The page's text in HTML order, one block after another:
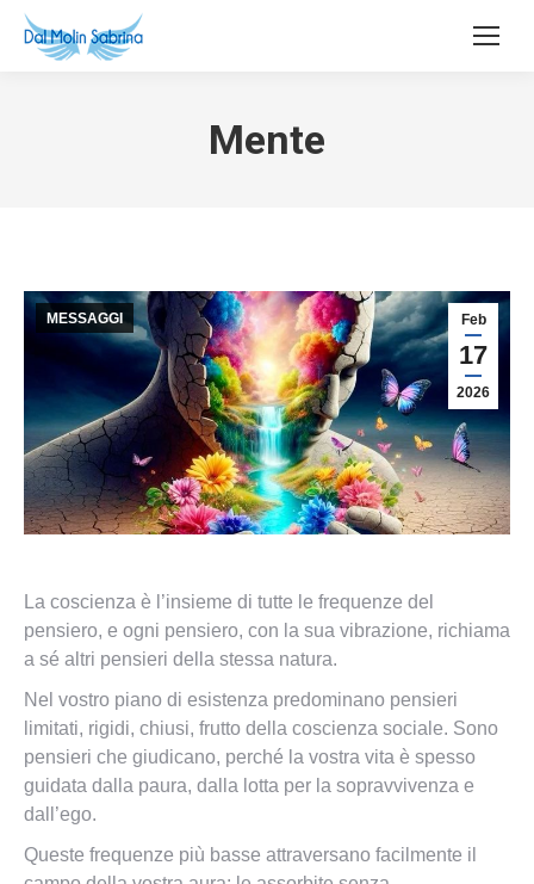
Mente
Feb
17
2026
MESSAGGI
La coscienza è l’insieme di tutte le frequenze del
pensiero, e ogni pensiero, con la sua vibrazione, richiama
a sé altri pensieri della stessa natura.
Nel vostro piano di esistenza predominano pensieri
limitati, rigidi, chiusi, frutto della coscienza sociale. Sono
pensieri che giudicano, perché la vostra vita è spesso
guidata dalla paura, dalla lotta per la sopravvivenza e
dall’ego.
Queste frequenze più basse attraversano facilmente il